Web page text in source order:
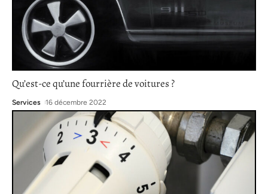
Qu’est-ce qu’une fourrière de voitures ?
Services 16 décembre 2022